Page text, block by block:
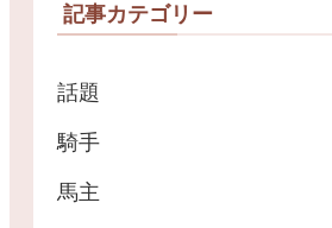
記事カテゴリー
話題
騎手
馬主